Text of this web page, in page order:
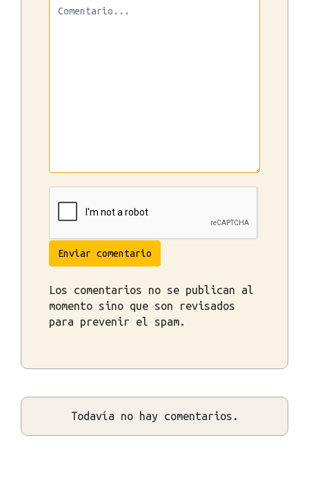
Enviar comentario
Los comentarios no se publican al
momento sino que son revisados
para prevenir el spam.
Todavía no hay comentarios.